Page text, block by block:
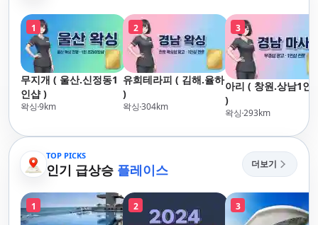
1
무지개 ( 울산.신정동1
인샵 )
왁싱9km
2
유희테라피 ( 김해.율하
)
왁싱304km
3
아리 ( 창원.상남1인
)
왁싱293km
TOP PICKS
인기 급상승 플레이스 더보기
1 2 3